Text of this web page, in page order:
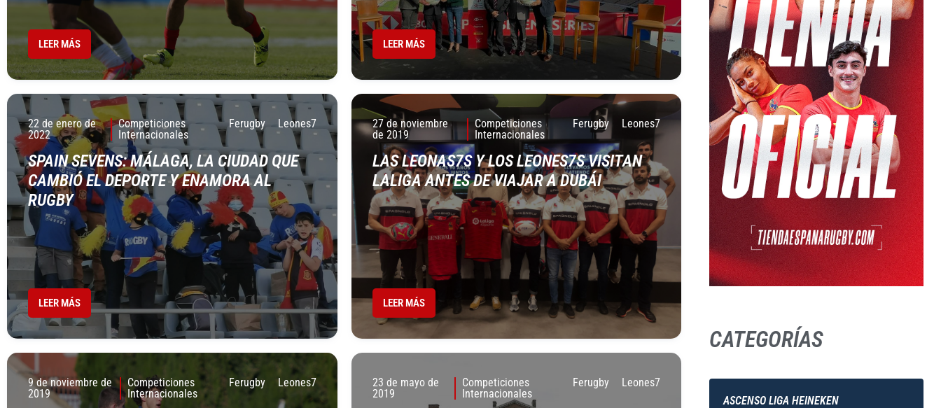
LEER MÁS LEER MÁS
22 de enero de
2022
Competiciones
Internacionales
Ferugby Leones7
SPAIN SEVENS: MÁLAGA, LA CIUDAD QUE
CAMBIÓ EL DEPORTE Y ENAMORA AL
RUGBY
LEER MÁS
27 de noviembre
de 2019
Competiciones
Internacionales
Ferugby Leones7
LAS LEONAS7S Y LOS LEONES7S VISITAN
LALIGA ANTES DE VIAJAR A DUBÁI
LEER MÁS
9 de noviembre de
2019
Competiciones
Internacionales
Ferugby Leones7
23 de mayo de
2019
Competiciones
Internacionales
Ferugby Leones7
CATEGORÍAS
ASCENSO LIGA HEINEKEN